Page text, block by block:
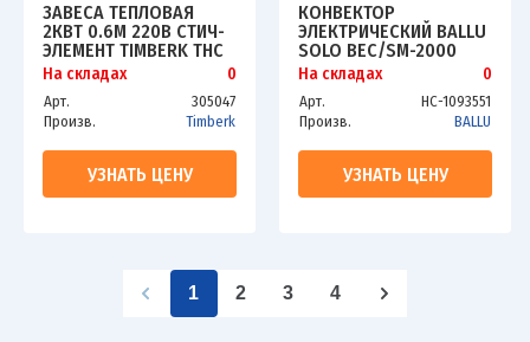
ЗАВЕСА ТЕПЛОВАЯ
2КВТ 0.6М 220В СТИЧ-
ЭЛЕМЕНТ TIMBERK THC
WS3 2M AERO II
На складах 0
Арт.
305047
Произв.
Timberk
УЗНАТЬ ЦЕНУ
КОНВЕКТОР
ЭЛЕКТРИЧЕСКИЙ BALLU
SOLO BEC/SM-2000
На складах 0
Арт.
НС-1093551
Произв.
BALLU
УЗНАТЬ ЦЕНУ
1 2 3 4